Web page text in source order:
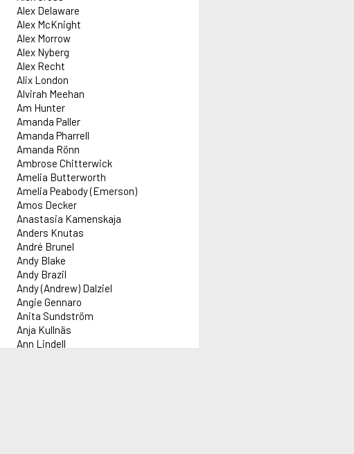
Alex Delaware
Alex McKnight
Alex Morrow
Alex Nyberg
Alex Recht
Alix London
Alvirah Meehan
Am Hunter
Amanda Paller
Amanda Pharrell
Amanda Rönn
Ambrose Chitterwick
Amelia Butterworth
Amelia Peabody (Emerson)
Amos Decker
Anastasia Kamenskaja
Anders Knutas
André Brunel
Andy Blake
Andy Brazil
Andy (Andrew) Dalziel
Angie Gennaro
Anita Sundström
Anja Kullnäs
Ann Lindell